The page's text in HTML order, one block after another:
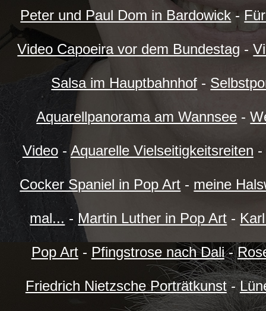
Peter und Paul Dom in Bardowick -
Video Capoeira vor dem Bundestag -
Salsa im Hauptbahnhof -
Aquarellpanorama am Wannsee -
Video- Aquarelle Vielseitigkeitsreiten -
Cocker Spaniel in Pop Art - meine
mal... - Martin Luther in Pop Art -
Pop Art- Pfingstrose nach Dali-
Friedrich Nietzsche Porträtkunst-